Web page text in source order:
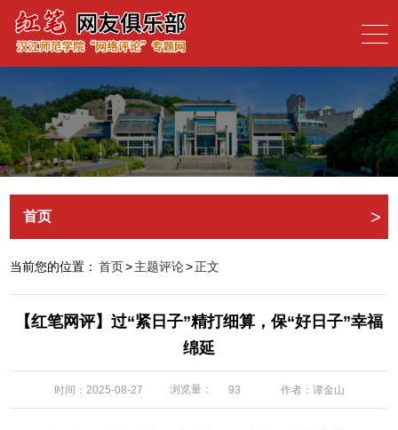
首页 >
当前您的位置： 首页>主题评论>正文
【红笔网评】过“紧日子”精打细算，保“好日子”幸福
绵延
时间：2025-08-27 浏览量： 93 作者：谭金山